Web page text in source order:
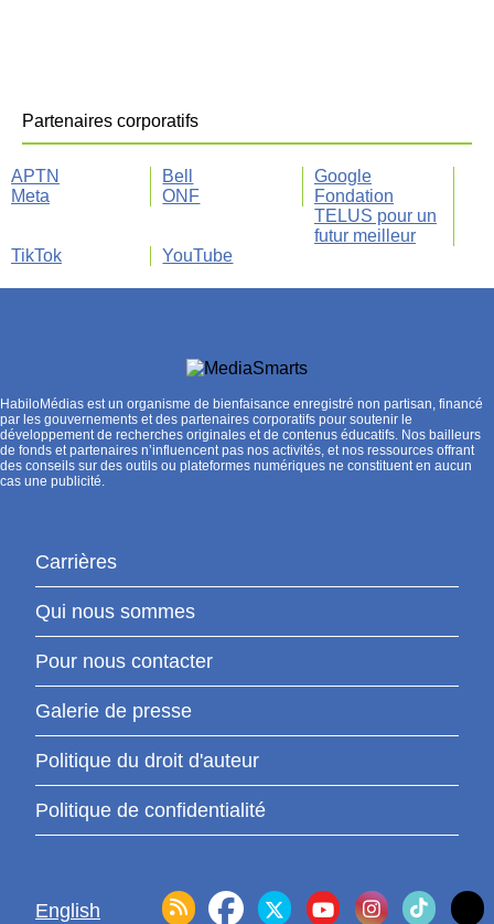
Partenaires corporatifs
APTN Bell
Google
Meta
ONF
Fondation
TELUS pour un
futur meilleur
TikTok
YouTube
HabiloMédias est un organisme de bienfaisance enregistré non partisan, financé
par les gouvernements et des partenaires corporatifs pour soutenir le
développement de recherches originales et de contenus éducatifs. Nos bailleurs
de fonds et partenaires n’influencent pas nos activités, et nos ressources offrant
des conseils sur des outils ou plateformes numériques ne constituent en aucun
cas une publicité.
Carrières
Qui nous sommes
Pour nous contacter
Galerie de presse
Politique du droit d'auteur
Politique de confidentialité
English